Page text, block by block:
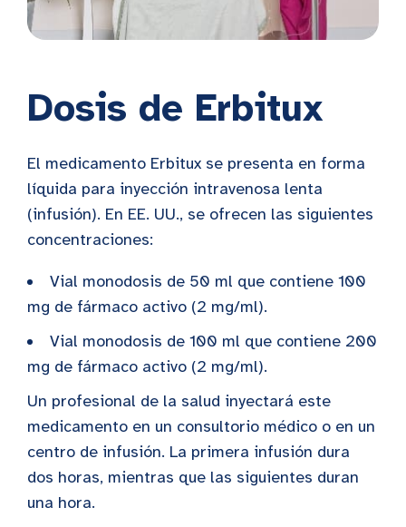
Dosis de Erbitux
El medicamento Erbitux se presenta en forma
líquida para inyección intravenosa lenta
(infusión). En EE. UU., se ofrecen las siguientes
concentraciones:
Vial monodosis de 50 ml que contiene 100
mg de fármaco activo (2 mg/ml).
Vial monodosis de 100 ml que contiene 200
mg de fármaco activo (2 mg/ml).
Un profesional de la salud inyectará este
medicamento en un consultorio médico o en un
centro de infusión. La primera infusión dura
dos horas, mientras que las siguientes duran
una hora.